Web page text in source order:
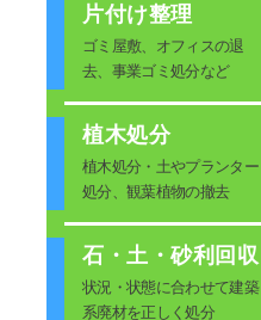
片付け整理
ゴミ屋敷、オフィスの退
去、事業ゴミ処分など
植木処分
植木処分・土やプランター
処分、観葉植物の撤去
石・土・砂利回収
状況・状態に合わせて建築
系廃材を正しく処分